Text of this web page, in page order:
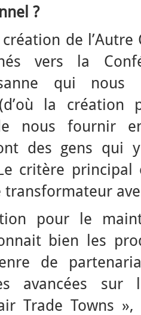
?
de
vers la
qui
la création
nous fournir
des gens qui
critère
transformateur
pour le
bien les
de
avancées
Trade Towns